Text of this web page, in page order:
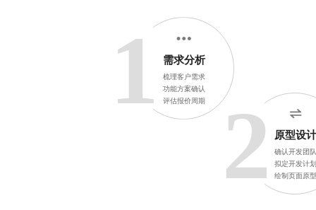
1 需求分析
梳理客户需求
功能方案确认
评估报价周期
2 原型设
确认开发团
拟定开发计
绘制页面原